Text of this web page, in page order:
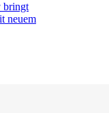
bringt
neuem